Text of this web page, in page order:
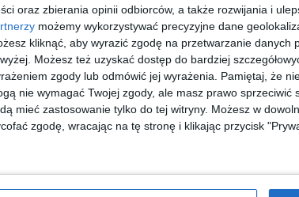
oraz zbierania opinii odbiorców, a także rozwijania i
możemy wykorzystywać precyzyjne dane
kliknąć, aby wyrazić zgodę na przetwarzanie
Możesz też uzyskać dostęp do bardziej
zgody lub odmówić jej wyrażenia.
Pamiętaj, że
nie wymagać Twojej zgody, ale masz prawo
mieć zastosowanie tylko do tej witryny. Możesz w
zgodę, wracając na tę stronę i klikając przycisk
przeciwko Mieniu, pracując nad
posiadać znaczną ilość narkotyków. Po